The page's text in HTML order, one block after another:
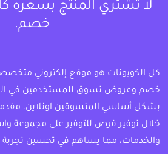
لا تشتري المنتج بسعره
خصم.
كل الكوبونات هو موقع إلكتروني
خصم وعروض تسوق للمستخدمين في
بشكل أساسي المتسوقين اونلاين،
خلال توفير فرص للتوفير على مجموعة
والخدمات، مما يساهم في تحسين